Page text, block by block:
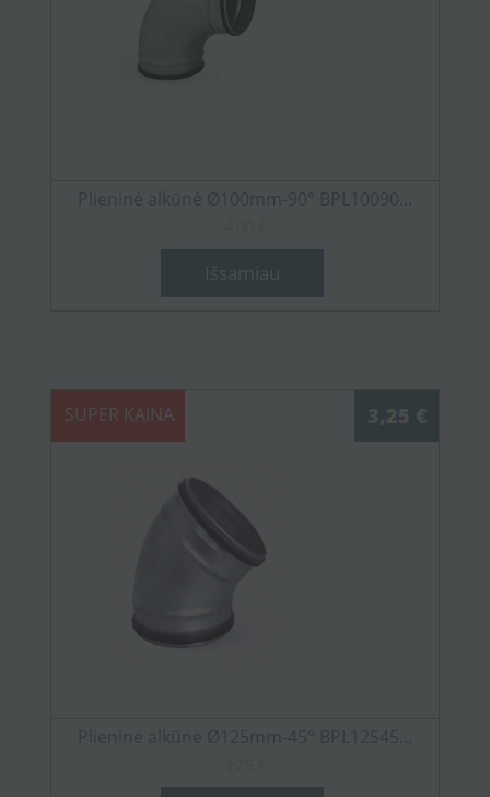
Plieninė alkūnė Ø100mm-90° BPL10090...
Išsamiau
SUPER KAINA 3,25 €
Plieninė alkūnė Ø125mm-45° BPL12545...